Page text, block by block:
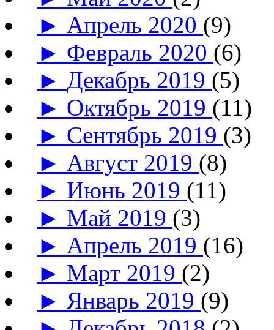
► Апрель 2020 (9)
► Февраль 2020 (6)
►Декабрь 2019 (5)
► Октябрь 2019 (11)
► Сентябрь 2019 (3)
► Август 2019 (8)
► Июнь 2019 (11)
► Май 2019 (3)
► Апрель 2019 (16)
► Март 2019 (2)
► Январь 2019 (9)